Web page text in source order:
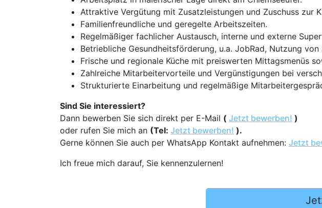
Attraktive Vergütung mit Zusatzleistungen und Zuschuss zur
Familienfreundliche und geregelte Arbeitszeiten.
Regelmäßiger fachlicher Austausch, interne und externe
Betriebliche Gesundheitsförderung, u.a. JobRad, Nutzung
Frische und regionale Küche mit preiswerten Mittagsmenüs
Zahlreiche Mitarbeitervorteile und Vergünstigungen bei
Strukturierte Einarbeitung und regelmäßige
Sind Sie interessiert?
Dann bewerben Sie sich direkt per E-Mail ( Jetzt bewerben! )
oder rufen Sie mich an (Tel: Jetzt bewerben! ).
Gerne können Sie auch per WhatsApp Kontakt aufnehmen: Jetzt
Ich freue mich darauf, Sie kennenzulernen!